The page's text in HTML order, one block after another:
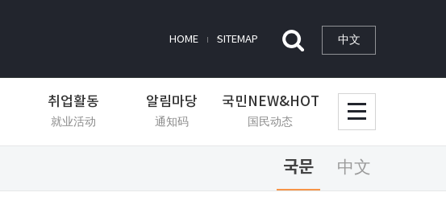
HOME SITEMAP 中文
취업활동
就业活动
알림마당
通知码
국민NEW&HOT
国民动态
국문 中文